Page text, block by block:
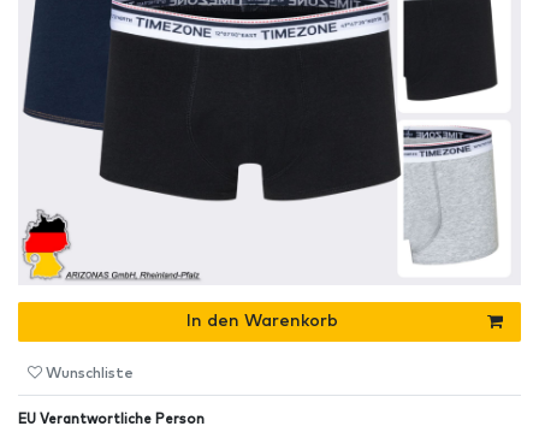
In den Warenkorb
Wunschliste
EU Verantwortliche Person